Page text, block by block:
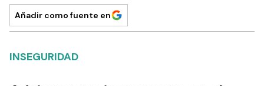
Añadir como fuente en
INSEGURIDAD